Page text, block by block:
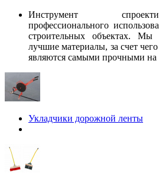
Инструмент
профессионального
строительных объектах. Мы
лучшие материалы, за счет
являются самыми прочными на
Укладчики дорожной ленты